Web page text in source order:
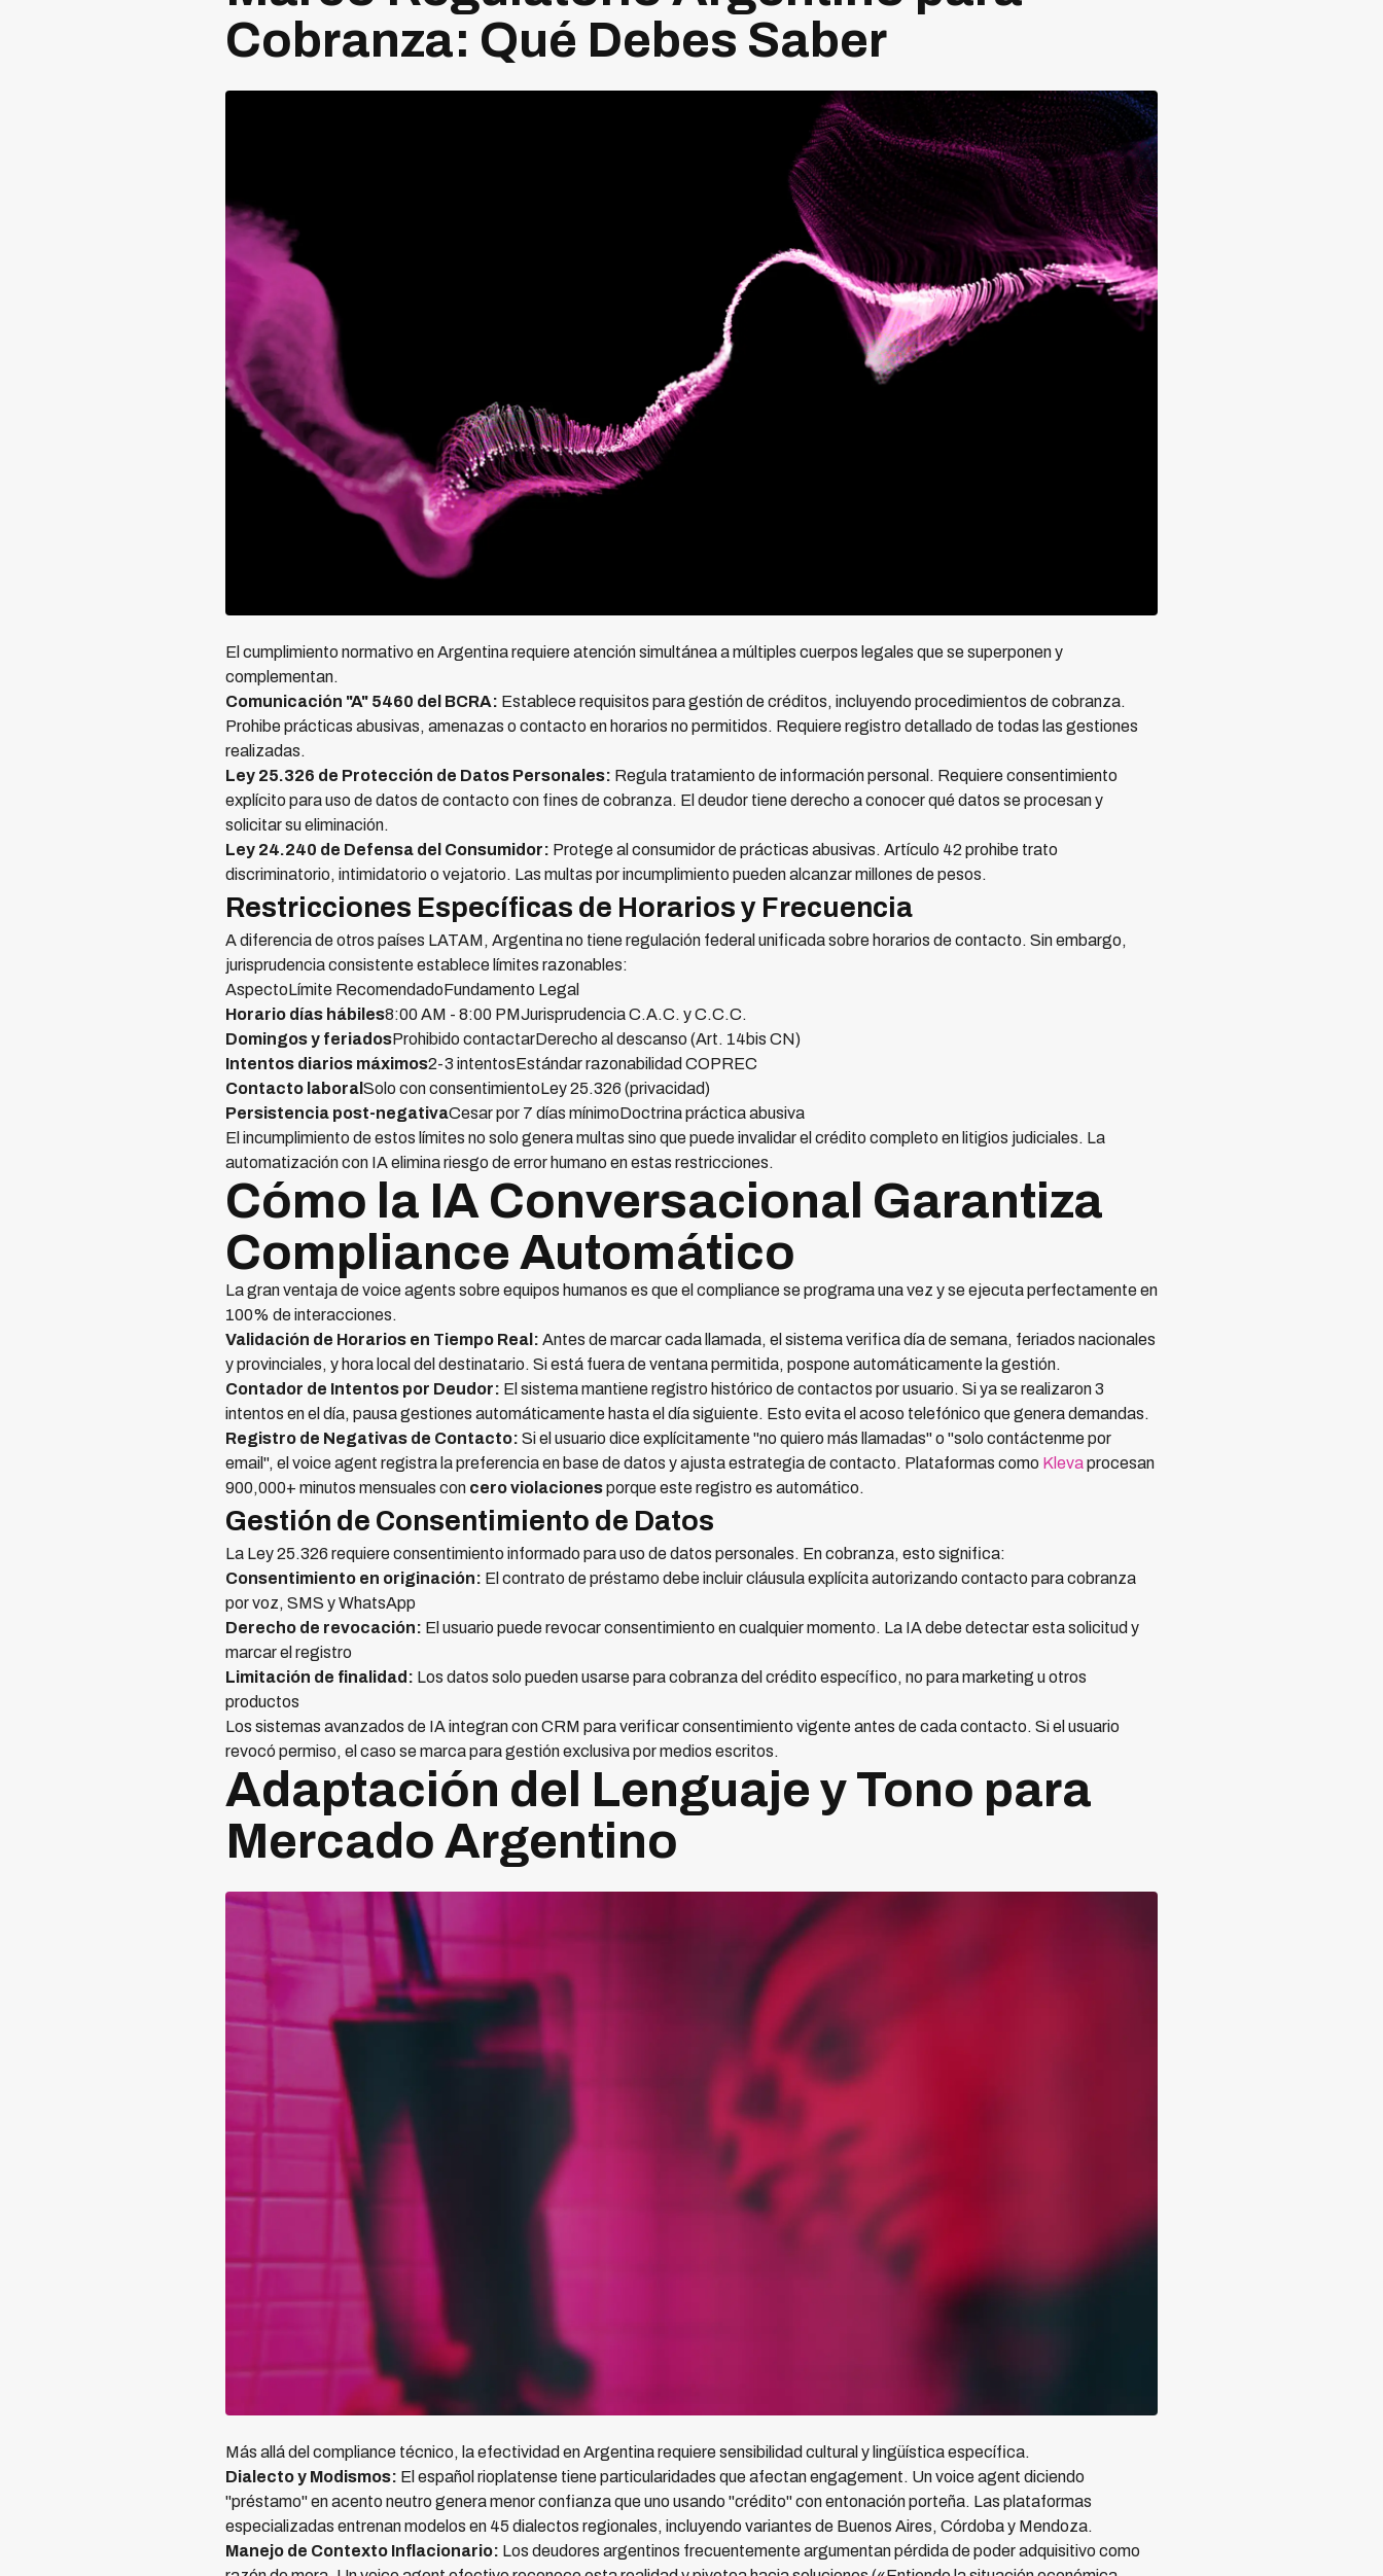
Cobranza: Qué Debes Saber
El cumplimiento normativo en Argentina requiere atención simultánea a múltiples cuerpos legales que se superponen y
complementan.
Comunicación "A" 5460 del BCRA: Establece requisitos para gestión de créditos, incluyendo procedimientos de cobranza.
Prohibe prácticas abusivas, amenazas o contacto en horarios no permitidos. Requiere registro detallado de todas las gestiones
realizadas.
Ley 25.326 de Protección de Datos Personales: Regula tratamiento de información personal. Requiere consentimiento
explícito para uso de datos de contacto con fines de cobranza. El deudor tiene derecho a conocer qué datos se procesan y
solicitar su eliminación.
Ley 24.240 de Defensa del Consumidor: Protege al consumidor de prácticas abusivas. Artículo 42 prohibe trato
discriminatorio, intimidatorio o vejatorio. Las multas por incumplimiento pueden alcanzar millones de pesos.
Restricciones Específicas de Horarios y Frecuencia
A diferencia de otros países LATAM, Argentina no tiene regulación federal unificada sobre horarios de contacto. Sin embargo,
jurisprudencia consistente establece límites razonables:
AspectoLímite RecomendadoFundamento Legal
Horario días hábiles8:00 AM - 8:00 PMJurisprudencia C.A.C. y C.C.C.
Domingos y feriadosProhibido contactarDerecho al descanso (Art. 14bis CN)
Intentos diarios máximos2-3 intentosEstándar razonabilidad COPREC
Contacto laboral Solo con consentimientoLey 25.326 (privacidad)
Persistencia post-negativaCesar por 7 días mínimoDoctrina práctica abusiva
El incumplimiento de estos límites no solo genera multas sino que puede invalidar el crédito completo en litigios judiciales. La
automatización con IA elimina riesgo de error humano en estas restricciones.
Cómo la IA Conversacional Garantiza
Compliance Automático
La gran ventaja de voice agents sobre equipos humanos es que el compliance se programa una vez y se ejecuta perfectamente en
100% de interacciones.
Validación de Horarios en Tiempo Real: Antes de marcar cada llamada, el sistema verifica día de semana, feriados nacionales
y provinciales, y hora local del destinatario. Si está fuera de ventana permitida, pospone automáticamente la gestión.
Contador de Intentos por Deudor: El sistema mantiene registro histórico de contactos por usuario. Si ya se realizaron 3
intentos en el día, pausa gestiones automáticamente hasta el día siguiente. Esto evita el acoso telefónico que genera demandas.
Registro de Negativas de Contacto: Si el usuario dice explícitamente "no quiero más llamadas" o "solo contáctenme por
email", el voice agent registra la preferencia en base de datos y ajusta estrategia de contacto. Plataformas como Klevaprocesan
900,000+ minutos mensuales con cero violacionesporque este registro es automático.
Gestión de Consentimiento de Datos
La Ley 25.326 requiere consentimiento informado para uso de datos personales. En cobranza, esto significa:
Consentimiento en originación: El contrato de préstamo debe incluir cláusula explícita autorizando contacto para cobranza
por voz, SMS y WhatsApp
Derecho de revocación: El usuario puede revocar consentimiento en cualquier momento. La IA debe detectar esta solicitud y
marcar el registro
Limitación de finalidad: Los datos solo pueden usarse para cobranza del crédito específico, no para marketing u otros
productos
Los sistemas avanzados de IA integran con CRM para verificar consentimiento vigente antes de cada contacto. Si el usuario
revocó permiso, el caso se marca para gestión exclusiva por medios escritos.
Adaptación del Lenguaje y Tono para
Mercado Argentino
Más allá del compliance técnico, la efectividad en Argentina requiere sensibilidad cultural y lingüística específica.
Dialecto y Modismos: El español rioplatense tiene particularidades que afectan engagement. Un voice agent diciendo
"préstamo" en acento neutro genera menor confianza que uno usando "crédito" con entonación porteña. Las plataformas
especializadas entrenan modelos en 45 dialectos regionales, incluyendo variantes de Buenos Aires, Córdoba y Mendoza.
Manejo de Contexto Inflacionario: Los deudores argentinos frecuentemente argumentan pérdida de poder adquisitivo como